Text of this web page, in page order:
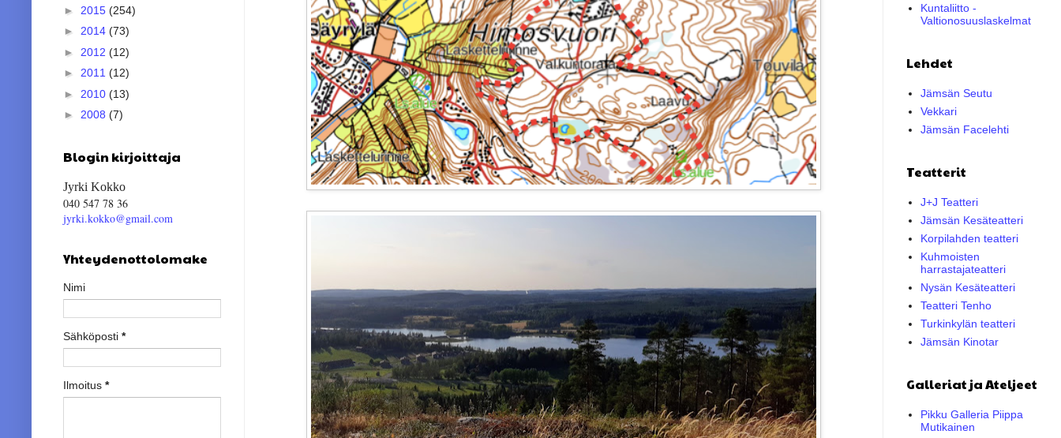
► 2015 (254)
► 2014 (73)
► 2012 (12)
► 2011 (12)
► 2010 (13)
► 2008 (7)
Blogin kirjoittaja
Jyrki Kokko
040 547 78 36
jyrki.kokko@gmail.com
Yhteydenottolomake
Nimi
Sähköposti *
Ilmoitus *
Kuntaliitto -
Valtionosuuslaskelmat
Lehdet
Jämsän Seutu
Vekkari
Jämsän Facelehti
Teatterit
J+J Teatteri
Jämsän Kesäteatteri
Korpilahden teatteri
Kuhmoisten
harrastajateatteri
Nysän Kesäteatteri
Teatteri Tenho
Turkinkylän teatteri
Jämsän Kinotar
Galleriat ja Ateljeet
Pikku Galleria Piippa
Mutikainen